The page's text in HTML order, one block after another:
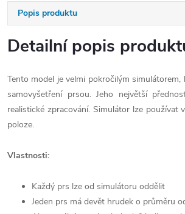
Popis produktu
Detailní popis
Tento model je velmi pokročilým
samovyšetření prsou. Jeho největší
realistické zpracování. Simulátor lze používat
poloze.
Vlastnosti:
Každý prs lze od simulátoru oddělit
Jeden prs má devět hrudek o průměru